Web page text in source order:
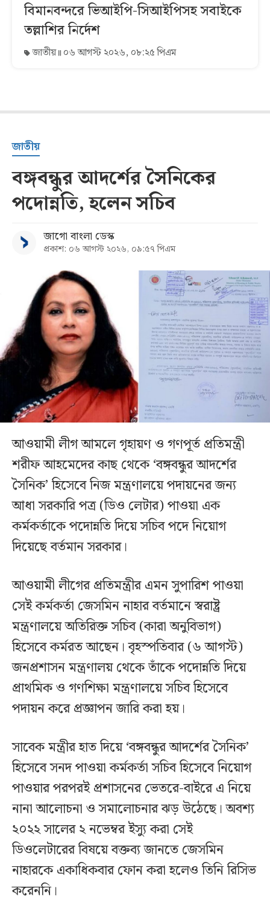
বিমানবন্দরে ভিআইপি-সিআইপিসহ সবাইকে
তল্লাশির নির্দেশ
জাতীয় ০৬ আগস্ট ২০২৬, ০৮:২৫ পিএম
জাতীয়
বঙ্গবন্ধুর আদর্শের সৈনিকের
পদোন্নতি, হলেন সচিব
জাগো বাংলা ডেস্ক
প্রকাশ: ০৬ আগস্ট ২০২৬, ০৯:৫৭ পিএম
আওয়ামী লীগ আমলে গৃহায়ণ ও গণপূর্ত প্রতিমন্ত্রী
শরীফ আহমেদের কাছ থেকে ‘বঙ্গবন্ধুর আদর্শের
সৈনিক’ হিসেবে নিজ মন্ত্রণালয়ে পদায়নের জন্য
আধা সরকারি পত্র (ডিও লেটার) পাওয়া এক
কর্মকর্তাকে পদোন্নতি দিয়ে সচিব পদে নিয়োগ
দিয়েছে বর্তমান সরকার।
আওয়ামী লীগের প্রতিমন্ত্রীর এমন সুপারিশ পাওয়া
সেই কর্মকর্তা জেসমিন নাহার বর্তমানে স্বরাষ্ট্র
মন্ত্রণালয়ে অতিরিক্ত সচিব (কারা অনুবিভাগ)
হিসেবে কর্মরত আছেন। বৃহস্পতিবার (৬ আগস্ট)
জনপ্রশাসন মন্ত্রণালয় থেকে তাঁকে পদোন্নতি দিয়ে
প্রাথমিক ও গণশিক্ষা মন্ত্রণালয়ে সচিব হিসেবে
পদায়ন করে প্রজ্ঞাপন জারি করা হয়।
সাবেক মন্ত্রীর হাত দিয়ে ‘বঙ্গবন্ধুর আদর্শের সৈনিক’
হিসেবে সনদ পাওয়া কর্মকর্তা সচিব হিসেবে নিয়োগ
পাওয়ার পরপরই প্রশাসনের ভেতরে-বাইরে এ নিয়ে
নানা আলোচনা ও সমালোচনার ঝড় উঠেছে। অবশ্য
২০২২ সালের ২ নভেম্বর ইস্যু করা সেই
ডিওলেটারের বিষয়ে বক্তব্য জানতে জেসমিন
নাহারকে একাধিকবার ফোন করা হলেও তিনি রিসিভ
করেননি।